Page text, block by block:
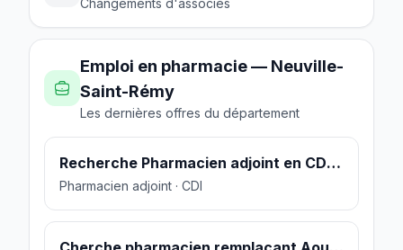
Changements d'associés
Emploi en pharmacie — Neuville-
Saint-Rémy
Les dernières offres du département
Recherche Pharmacien adjoint en CDI 35 h
Pharmacien adjoint · CDI